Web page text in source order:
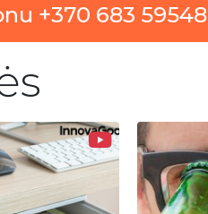
+370 683 59548